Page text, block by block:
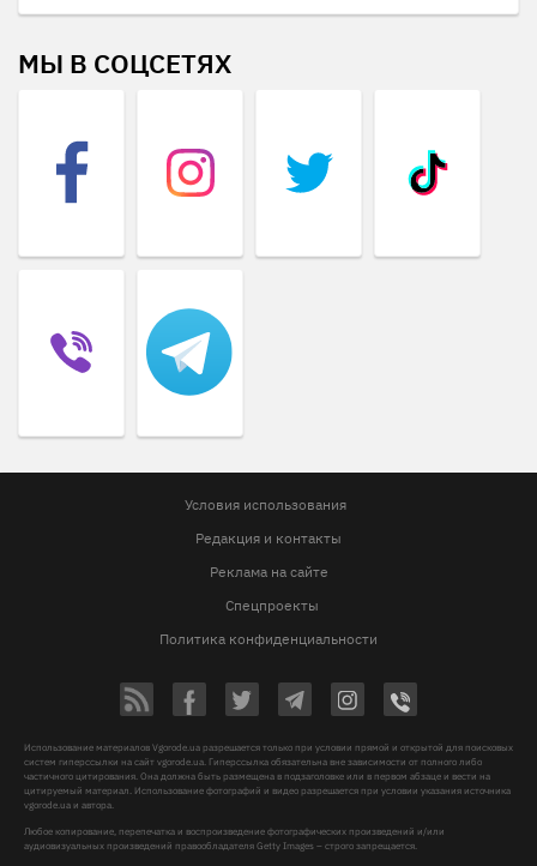
МЫ В СОЦСЕТЯХ
Условия использования
Редакция и контакты
Реклама на сайте
Спецпроекты
Политика конфиденциальности
Использование материалов Vgorode.ua разрешается только при условии прямой и открытой для поисковых
систем гиперссылки на сайт vgorode.ua. Гиперссылка обязательна вне зависимости от полного либо
частичного цитирования. Она должна быть размещена в подзаголовке или в первом абзаце и вести на
цитируемый материал. Использование фотографий и видео разрешается при условии указания источника
vgorode.ua и автора.
Любое копирование, перепечатка и воспроизведение фотографических произведений и/или
аудиовизуальных произведений правообладателя Getty Images – строго запрещается.